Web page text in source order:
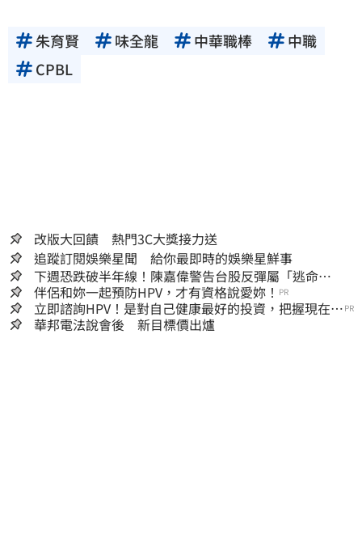
朱育賢 味全龍 中華職棒
中職
CPBL
改版大回饋 熱門3C大獎接力送
追蹤訂閱娛樂星聞 給你最即時的娛樂星鮮事
下週恐跌破半年線！陳嘉偉警告台股反彈屬「逃命
波」：空頭大屠殺剛開始
伴侶和妳一起預防HPV，才有資格說愛妳！ PR
立即諮詢HPV！是對自己健康最好的投資，把握現在不
嫌晚！
PR
華邦電法說會後 新目標價出爐